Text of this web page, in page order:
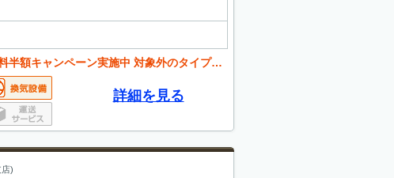
実施中 対象外のタイプが御座います。詳しくはお問合せ下さい
詳細を見る
)